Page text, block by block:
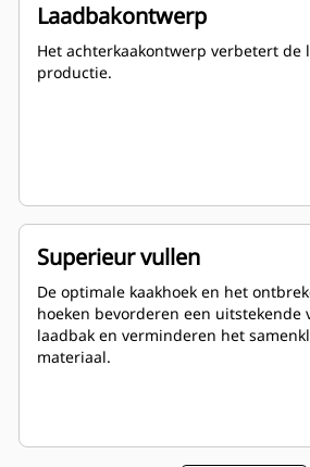
Laadbakontwerp
Het achterkaakontwerp verbetert de
productie.
Superieur vullen
De optimale kaakhoek en het
hoeken bevorderen een uitstekende
laadbak en verminderen het
materiaal.